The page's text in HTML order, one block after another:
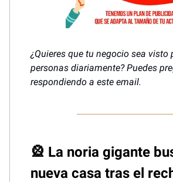
¿Quieres que tu negocio sea visto
personas diariamente? Puedes
respondiendo a este email.
🎡 La noria gigante
nueva casa tras el